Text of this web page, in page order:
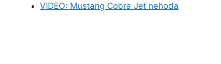
VIDEO: Mustang Cobra Jet nehoda